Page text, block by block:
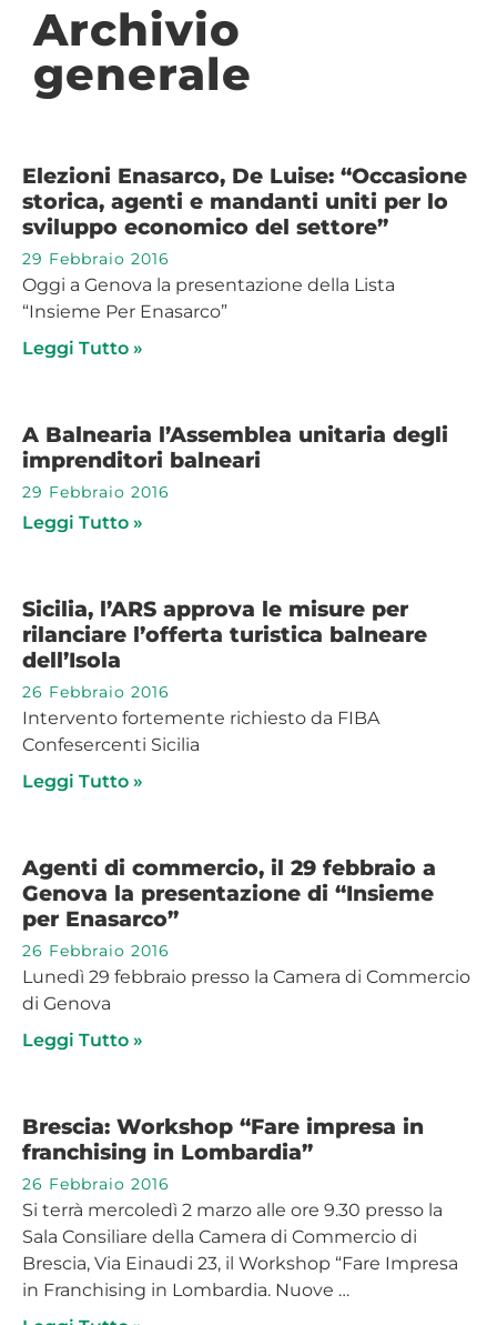
Archivio
generale
Elezioni Enasarco, De Luise: “Occasione
storica, agenti e mandanti uniti per lo
sviluppo economico del settore”
29 Febbraio 2016
Oggi a Genova la presentazione della Lista
“Insieme Per Enasarco”
Leggi Tutto »
A Balnearia l’Assemblea unitaria degli
imprenditori balneari
29 Febbraio 2016
Leggi Tutto »
Sicilia, l’ARS approva le misure per
rilanciare l’offerta turistica balneare
dell’Isola
26 Febbraio 2016
Intervento fortemente richiesto da FIBA
Confesercenti Sicilia
Leggi Tutto »
Agenti di commercio, il 29 febbraio a
Genova la presentazione di “Insieme
per Enasarco”
26 Febbraio 2016
Lunedì 29 febbraio presso la Camera di Commercio
di Genova
Leggi Tutto »
Brescia: Workshop “Fare impresa in
franchising in Lombardia”
26 Febbraio 2016
Si terrà mercoledì 2 marzo alle ore 9.30 presso la
Sala Consiliare della Camera di Commercio di
Brescia, Via Einaudi 23, il Workshop “Fare Impresa
in Franchising in Lombardia. Nuove …